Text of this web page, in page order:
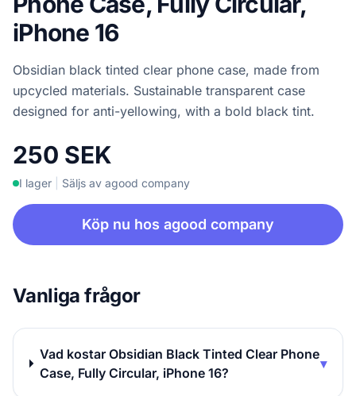
iPhone 16
Obsidian black tinted clear phone case, made from
upcycled materials. Sustainable transparent case
designed for anti-yellowing, with a bold black tint.
250 SEK
I lager Säljs av agood company
Köp nu hos agood company
Vanliga frågor
Vad kostar Obsidian Black Tinted Clear Phone
Case, Fully Circular, iPhone 16?
▾